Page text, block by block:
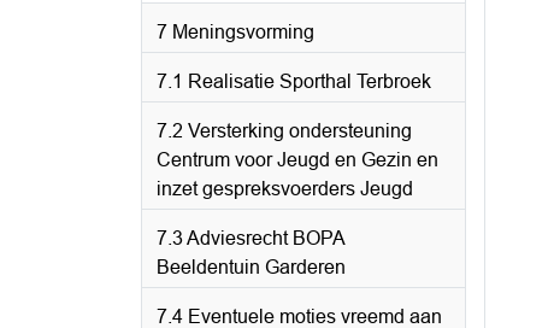
7 Meningsvorming
7.1 Realisatie Sporthal Terbroek
7.2 Versterking ondersteuning
Centrum voor Jeugd en Gezin en
inzet gespreksvoerders Jeugd
7.3 Adviesrecht BOPA
Beeldentuin Garderen
7.4 Eventuele moties vreemd aan